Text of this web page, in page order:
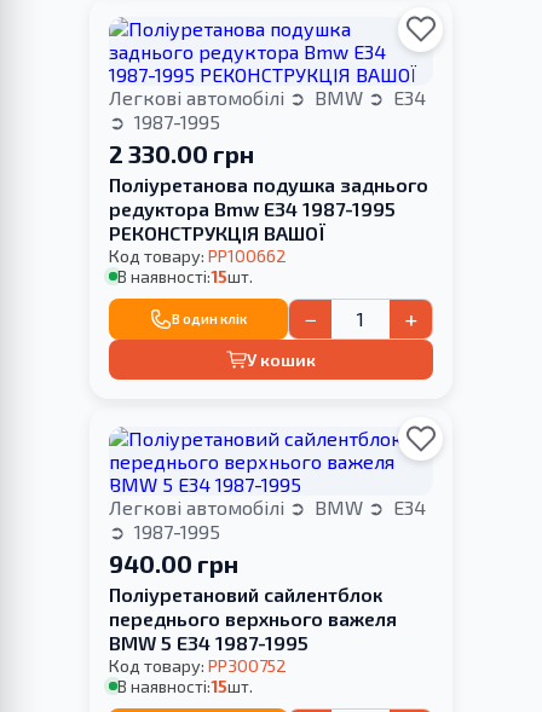
Легкові автомобілі BMW
E34
1987-1995
2 330.00 грн
Поліуретанова подушка заднього
редуктора Bmw E34 1987-1995
РЕКОНСТРУКЦІЯ ВАШОЇ
Код товару: PP100662
В наявності:15шт.
В один клік − +
У кошик
Легкові автомобілі BMW
E34
1987-1995
940.00 грн
Поліуретановий сайлентблок
переднього верхнього важеля
BMW 5 E34 1987-1995
Код товару: PP300752
В наявності:15шт.